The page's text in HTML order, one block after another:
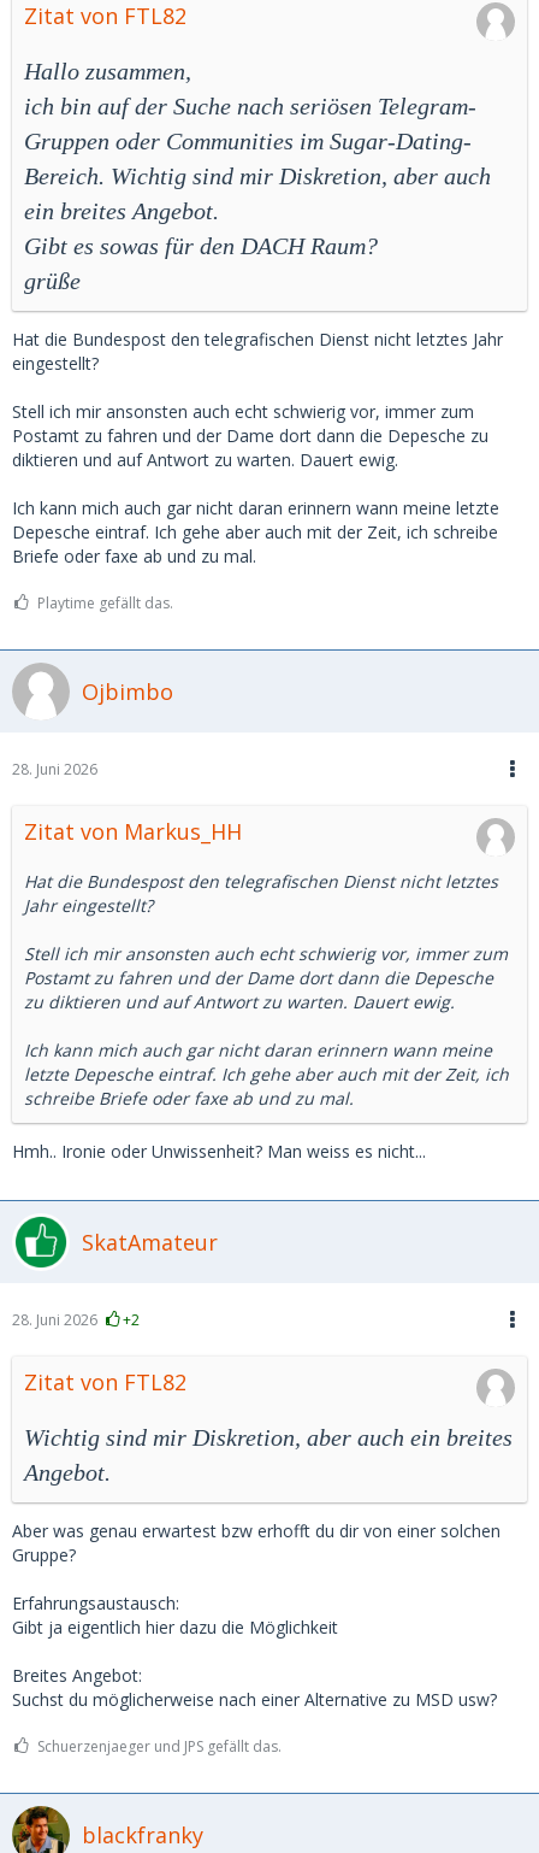
Zitat von FTL82
Hallo zusammen,
ich bin auf der Suche nach seriösen Telegram-
Gruppen oder Communities im Sugar-Dating-
Bereich. Wichtig sind mir Diskretion, aber auch
ein breites Angebot.
Gibt es sowas für den DACH Raum?
grüße
Hat die Bundespost den telegrafischen Dienst nicht letztes Jahr
eingestellt?
Stell ich mir ansonsten auch echt schwierig vor, immer zum
Postamt zu fahren und der Dame dort dann die Depesche zu
diktieren und auf Antwort zu warten. Dauert ewig.
Ich kann mich auch gar nicht daran erinnern wann meine letzte
Depesche eintraf. Ich gehe aber auch mit der Zeit, ich schreibe
Briefe oder faxe ab und zu mal.
Playtime gefällt das.
Ojbimbo
28. Juni 2026
Zitat von Markus_HH
Hat die Bundespost den telegrafischen Dienst nicht letztes
Jahr eingestellt?
Stell ich mir ansonsten auch echt schwierig vor, immer zum
Postamt zu fahren und der Dame dort dann die Depesche
zu diktieren und auf Antwort zu warten. Dauert ewig.
Ich kann mich auch gar nicht daran erinnern wann meine
letzte Depesche eintraf. Ich gehe aber auch mit der Zeit, ich
schreibe Briefe oder faxe ab und zu mal.
Hmh.. Ironie oder Unwissenheit? Man weiss es nicht...
SkatAmateur
28. Juni 2026 +2
Zitat von FTL82
Wichtig sind mir Diskretion, aber auch ein breites
Angebot.
Aber was genau erwartest bzw erhofft du dir von einer solchen
Gruppe?
Erfahrungsaustausch:
Gibt ja eigentlich hier dazu die Möglichkeit
Breites Angebot:
Suchst du möglicherweise nach einer Alternative zu MSD usw?
Schuerzenjaeger und JPS gefällt das.
blackfranky